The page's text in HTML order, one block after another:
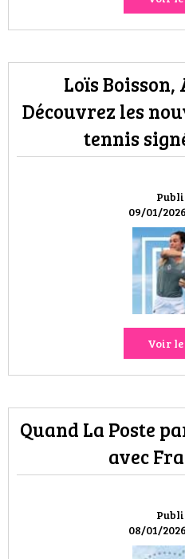
09/01/
Loïs
Découvrez les
tennis
Voir
08/01/
Quand La Poste
avec